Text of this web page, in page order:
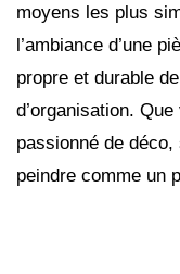
moyens les plus
l’ambiance d’une
propre et durable
d’organisation.
passionné de
peindre comme un